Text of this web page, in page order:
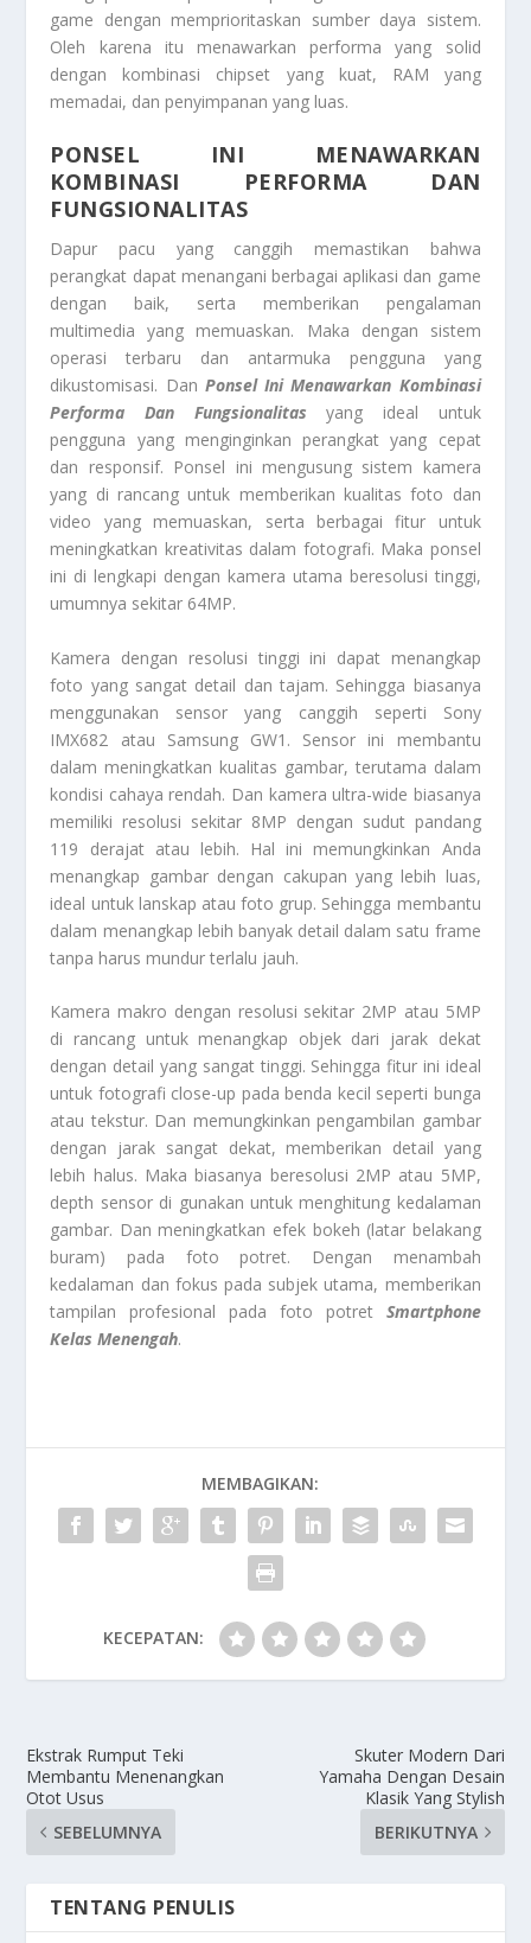
game dengan memprioritaskan sumber daya sistem.
Oleh karena itu menawarkan performa yang solid
dengan kombinasi chipset yang kuat, RAM yang
memadai, dan penyimpanan yang luas.
PONSEL INI MENAWARKAN
KOMBINASI PERFORMA DAN
FUNGSIONALITAS
Dapur pacu yang canggih memastikan bahwa
perangkat dapat menangani berbagai aplikasi dan game
dengan baik, serta memberikan pengalaman
multimedia yang memuaskan. Maka dengan sistem
operasi terbaru dan antarmuka pengguna yang
dikustomisasi. Dan Ponsel Ini Menawarkan Kombinasi
Performa Dan Fungsionalitas yang ideal untuk
pengguna yang menginginkan perangkat yang cepat
dan responsif. Ponsel ini mengusung sistem kamera
yang di rancang untuk memberikan kualitas foto dan
video yang memuaskan, serta berbagai fitur untuk
meningkatkan kreativitas dalam fotografi. Maka ponsel
ini di lengkapi dengan kamera utama beresolusi tinggi,
umumnya sekitar 64MP.
Kamera dengan resolusi tinggi ini dapat menangkap
foto yang sangat detail dan tajam. Sehingga biasanya
menggunakan sensor yang canggih seperti Sony
IMX682 atau Samsung GW1. Sensor ini membantu
dalam meningkatkan kualitas gambar, terutama dalam
kondisi cahaya rendah. Dan kamera ultra-wide biasanya
memiliki resolusi sekitar 8MP dengan sudut pandang
119 derajat atau lebih. Hal ini memungkinkan Anda
menangkap gambar dengan cakupan yang lebih luas,
ideal untuk lanskap atau foto grup. Sehingga membantu
dalam menangkap lebih banyak detail dalam satu frame
tanpa harus mundur terlalu jauh.
Kamera makro dengan resolusi sekitar 2MP atau 5MP
di rancang untuk menangkap objek dari jarak dekat
dengan detail yang sangat tinggi. Sehingga fitur ini ideal
untuk fotografi close-up pada benda kecil seperti bunga
atau tekstur. Dan memungkinkan pengambilan gambar
dengan jarak sangat dekat, memberikan detail yang
lebih halus. Maka biasanya beresolusi 2MP atau 5MP,
depth sensor di gunakan untuk menghitung kedalaman
gambar. Dan meningkatkan efek bokeh (latar belakang
buram) pada foto potret. Dengan menambah
kedalaman dan fokus pada subjek utama, memberikan
tampilan profesional pada foto potret Smartphone
Kelas Menengah.
MEMBAGIKAN:
KECEPATAN:
Ekstrak Rumput Teki
Membantu Menenangkan
Otot Usus
SEBELUMNYA
Skuter Modern Dari
Yamaha Dengan Desain
Klasik Yang Stylish
BERIKUTNYA
TENTANG PENULIS